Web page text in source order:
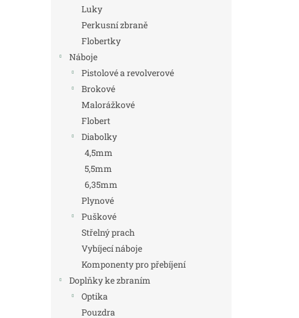
Luky
Perkusní zbraně
Flobertky
Náboje
Pistolové a revolverové
Brokové
Malorážkové
Flobert
Diabolky
4,5mm
5,5mm
6,35mm
Plynové
Puškové
Střelný prach
Vybíjecí náboje
Komponenty pro přebíjení
Doplňky ke zbraním
Optika
Pouzdra